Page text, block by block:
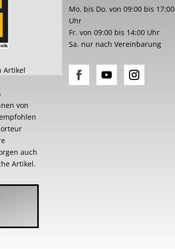
Artikel
von
auch
Artikel.
Mo. bis Do. von 09:00 bis 17:00
Uhr
Fr. von 09:00 bis 14:00 Uhr
Sa. nur nach Vereinbarung